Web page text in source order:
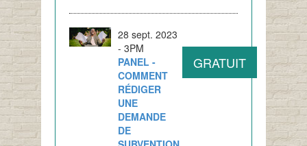
28 sept. 2023
- 3PM
PANEL -
COMMENT
RÉDIGER
UNE
DEMANDE
DE
GRATUIT